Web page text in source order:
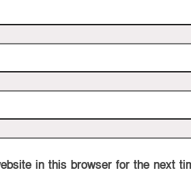
in this browser for the next